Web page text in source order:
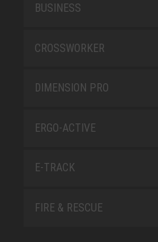
BUSINESS
CROSSWORKER
DIMENSION PRO
ERGO-ACTIVE
E-TRACK
FIRE & RESCUE